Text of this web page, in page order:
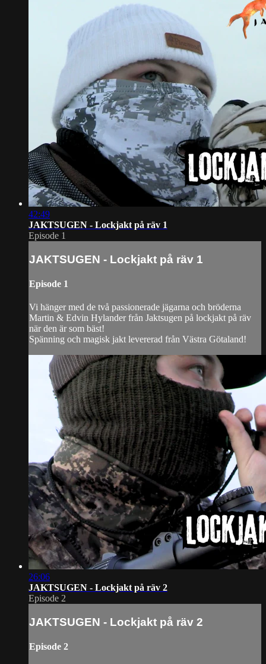
42:49
JAKTSUGEN - Lockjakt på räv 1
Episode 1
JAKTSUGEN - Lockjakt på räv 1
Episode 1
Vi hänger med de två passionerade jägarna och bröderna
Martin & Edvin Hylander från Jaktsugen på lockjakt på räv
när den är som bäst!
Spänning och magisk jakt levererad från Västra Götaland!
26:06
JAKTSUGEN - Lockjakt på räv 2
Episode 2
JAKTSUGEN - Lockjakt på räv 2
Episode 2